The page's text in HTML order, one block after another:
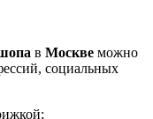
в Москве можно
социальных